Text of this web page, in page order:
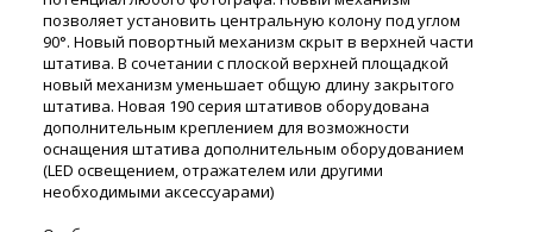
позволяет установить центральную колону под углом
90°. Новый повортный механизм скрыт в верхней части
штатива. В сочетании с плоской верхней площадкой
новый механизм уменьшает общую длину закрытого
штатива. Новая 190 серия штативов оборудована
дополнительным креплением для возможности
оснащения штатива дополнительным оборудованием
(LED освещением, отражателем или другими
необходимыми аксессуарами)